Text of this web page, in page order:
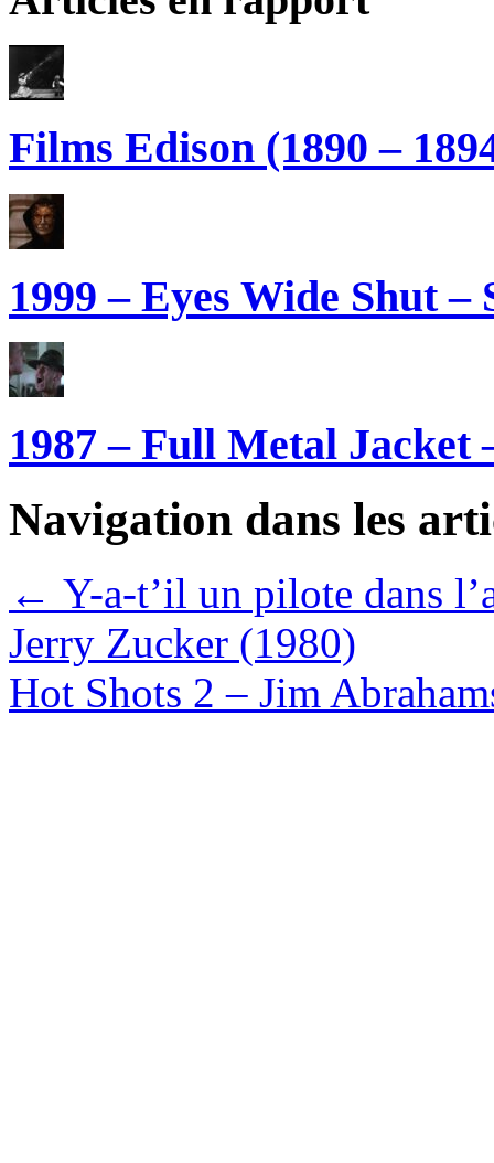
Films Edison (1890 –
1999 – Eyes Wide Shut
1987 – Full Metal
Navigation dans les
← Y-a-t’il un pilote dans
Jerry Zucker (1980)
Hot Shots 2 – Jim